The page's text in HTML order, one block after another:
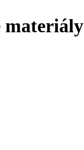
materiály